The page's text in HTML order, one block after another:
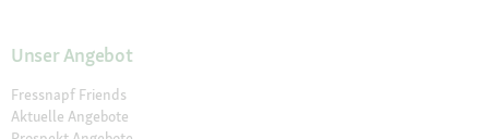
Unser Angebot
Fressnapf Friends
Aktuelle Angebote